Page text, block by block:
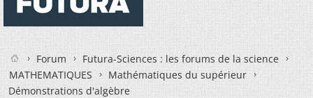
Forum
Futura-Sciences : les forums de la science
MATHEMATIQUES
Mathématiques du supérieur
Démonstrations d'algèbre